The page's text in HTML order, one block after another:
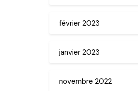
février 2023
janvier 2023
novembre 2022